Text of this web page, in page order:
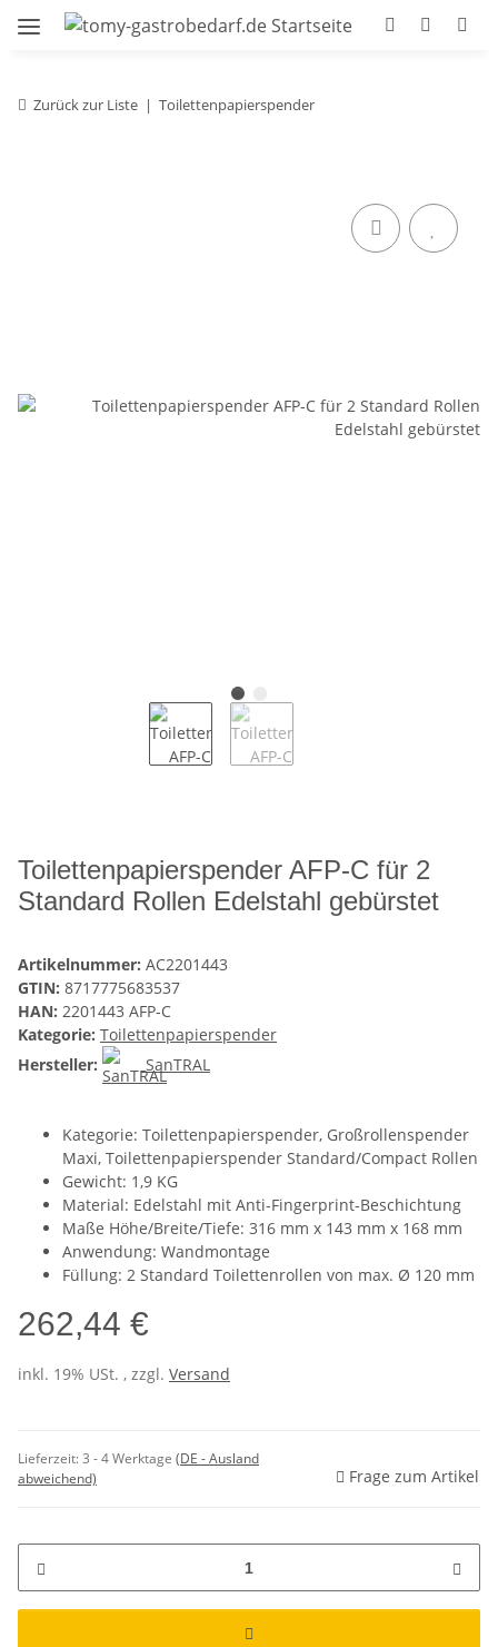
Zurück zur Liste Toilettenpapierspender
Toilettenpapierspender AFP-C für 2
Standard Rollen Edelstahl gebürstet
Artikelnummer: AC2201443
GTIN: 8717775683537
HAN: 2201443 AFP-C
Kategorie: Toilettenpapierspender
Hersteller:
SanTRAL
Kategorie: Toilettenpapierspender, Großrollenspender
Maxi, Toilettenpapierspender Standard/Compact Rollen
Gewicht: 1,9 KG
Material: Edelstahl mit Anti-Fingerprint-Beschichtung
Maße Höhe/Breite/Tiefe: 316 mm x 143 mm x 168 mm
Anwendung: Wandmontage
Füllung: 2 Standard Toilettenrollen von max. Ø 120 mm
262,44 €
inkl. 19% USt. , zzgl. Versand
Lieferzeit:3 - 4 Werktage (DE - Ausland
abweichend)
Frage zum Artikel